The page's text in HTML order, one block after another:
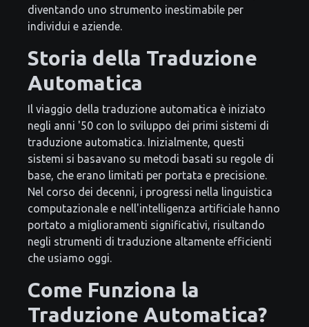
diventando uno strumento inestimabile per
individui e aziende.
Storia della Traduzione
Automatica
Il viaggio della traduzione automatica è iniziato
negli anni '50 con lo sviluppo dei primi sistemi di
traduzione automatica. Inizialmente, questi
sistemi si basavano su metodi basati su regole di
base, che erano limitati per portata e precisione.
Nel corso dei decenni, i progressi nella linguistica
computazionale e nell'intelligenza artificiale hanno
portato a miglioramenti significativi, risultando
negli strumenti di traduzione altamente efficienti
che usiamo oggi.
Come Funziona la
Traduzione Automatica?